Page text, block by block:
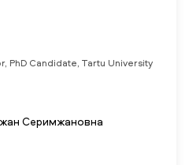
PhD Candidate, Tartu University
Серимжановна